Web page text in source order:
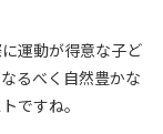
運動が得意な子ど
るべく自然豊かな
ですね。